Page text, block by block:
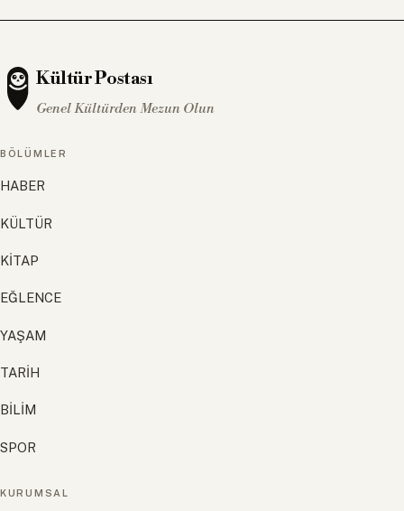
Kültür Postası
Genel Kültürden Mezun Olun
BÖLÜMLER
HABER
KÜLTÜR
KİTAP
EĞLENCE
YAŞAM
TARİH
BİLİM
SPOR
KURUMSAL